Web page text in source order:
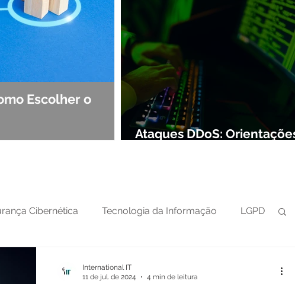
Ataques DDoS:
Escolher o
Observabilidade e NOC:
Segurança de Redes
Cibernética Tecnologia da Informação LGPD
International IT
11 de jul. de 2024
4 min de leitura